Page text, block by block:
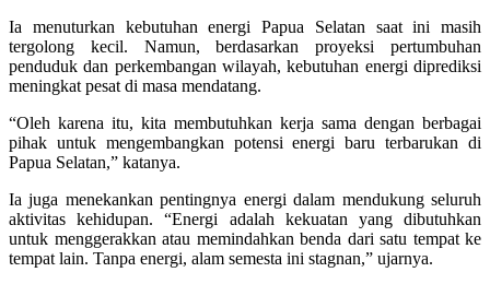
Ia menuturkan kebutuhan energi Papua Selatan saat ini masih
tergolong kecil. Namun, berdasarkan proyeksi pertumbuhan
penduduk dan perkembangan wilayah, kebutuhan energi diprediksi
meningkat pesat di masa mendatang.
“Oleh karena itu, kita membutuhkan kerja sama dengan berbagai
pihak untuk mengembangkan potensi energi baru terbarukan di
Papua Selatan,” katanya.
Ia juga menekankan pentingnya energi dalam mendukung seluruh
aktivitas kehidupan. “Energi adalah kekuatan yang dibutuhkan
untuk menggerakkan atau memindahkan benda dari satu tempat ke
tempat lain. Tanpa energi, alam semesta ini stagnan,” ujarnya.